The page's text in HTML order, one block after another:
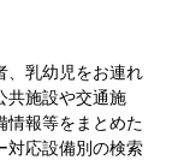
、乳幼児をお連れ
共施設や交通施
情報等をまとめた
対応設備別の検索